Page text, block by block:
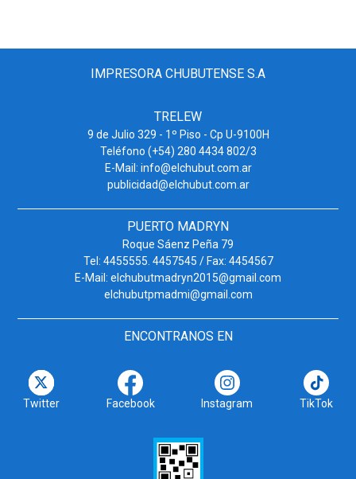
IMPRESORA CHUBUTENSE S.A
TRELEW
9 de Julio 329 - 1º Piso - Cp U-9100H
Teléfono (+54) 280 4434 802/3
E-Mail: info@elchubut.com.ar
publicidad@elchubut.com.ar
PUERTO MADRYN
Roque Sáenz Peña 79
Tel: 4455555. 4457545 / Fax: 4454567
E-Mail: elchubutmadryn2015@gmail.com
elchubutpmadmi@gmail.com
ENCONTRANOS EN
Twitter Facebook Instagram TikTok